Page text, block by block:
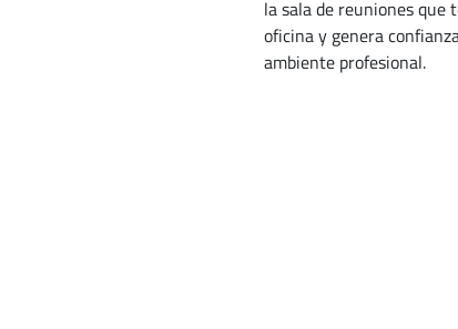
la sala de reuniones que
oficina y genera
ambiente profesional.